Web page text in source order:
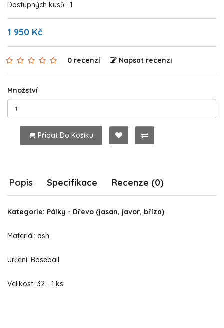
Dostupných kusů: 1
1 950 Kč
0 recenzí Napsat recenzi
Množství
Přidat Do Košíku
Popis Specifikace Recenze (0)
Kategorie: Pálky - Dřevo (jasan, javor, bříza)
Materiál: ash
Určení: Baseball
Velikost: 32 - 1 ks